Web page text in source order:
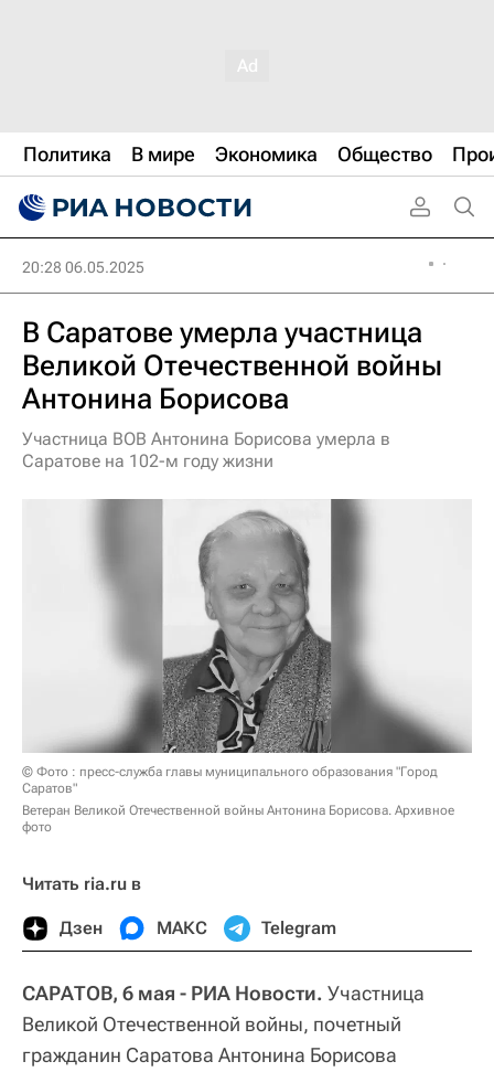
Политика В мире Экономика Общество
20:28 06.05.2025
В Саратове умерла участница
Великой Отечественной войны
Антонина Борисова
Участница ВОВ Антонина Борисова умерла в
Саратове на 102-м году жизни
© Фото : пресс-служба главы муниципального образования "Город
Саратов"
Ветеран Великой Отечественной войны Антонина Борисова. Архивное
фото
Читать ria.ru в
Дзен МАКС Telegram
САРАТОВ, 6 мая - РИА Новости. Участница
Великой Отечественной войны, почетный
гражданин Саратова Антонина Борисова